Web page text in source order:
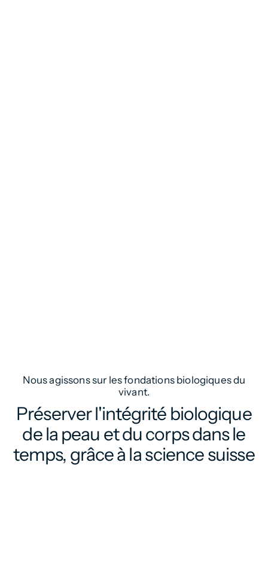
Nous agissons sur les fondations biologiques du
vivant.
Préserverl'intégrité biologique
dela peau etducorpsdansle
temps, grâceà lasciencesuisse